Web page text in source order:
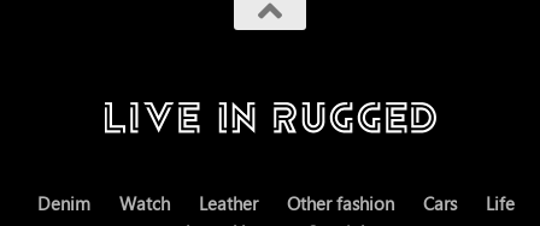
Denim Watch Leather Other fashion Cars
Life